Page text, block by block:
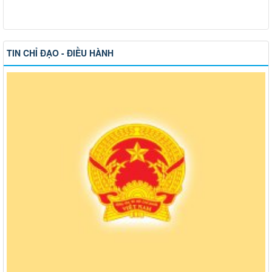
TIN CHỈ ĐẠO - ĐIỀU HÀNH